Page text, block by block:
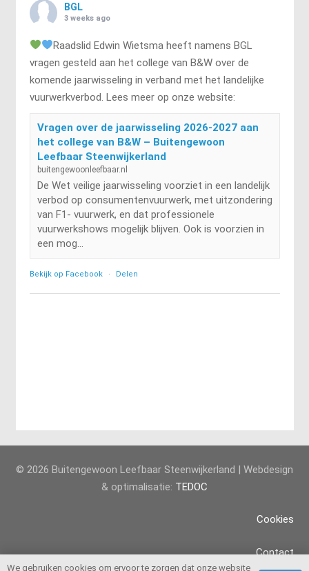
BGL
3 weeks ago
Raadslid Edwin Wietsma heeft namens BGL
vragen gesteld aan het college van B&W over de
komende jaarwisseling in verband met het landelijke
vuurwerkverbod. Lees meer op onze website:
Vragen over de jaarwisseling 2026-2027 aan
het college van B&W – Buitengewoon
Leefbaar Steenwijkerland
buitengewoonleefbaar.nl
De Wet veilige jaarwisseling voorziet in een landelijk
verbod op consumentenvuurwerk, met uitzondering
van F1- vuurwerk, en dat professionele
vuurwerkshows mogelijk blijven. Ook is voorzien in
een mog...
Bekijk op Facebook · Delen
© 2026 Buitengewoon Leefbaar Steenwijkerland | Webdesign
& optimalisatie: TEDOC
Cookies
Contact
We gebruiken cookies om ervoor te zorgen dat onze website